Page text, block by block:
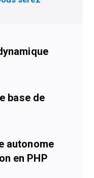
base de
autonome
en PHP